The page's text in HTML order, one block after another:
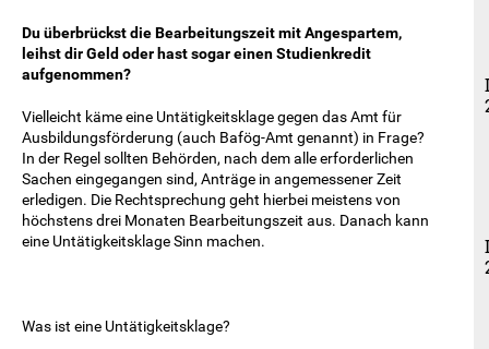
Du überbrückst die Bearbeitungszeit mit Angespartem,
leihst dir Geld oder hast sogar einen Studienkredit
aufgenommen?
Vielleicht käme eine Untätigkeitsklage gegen das Amt für
Ausbildungsförderung (auch Bafög-Amt genannt) in Frage?
In der Regel sollten Behörden, nach dem alle erforderlichen
Sachen eingegangen sind, Anträge in angemessener Zeit
erledigen. Die Rechtsprechung geht hierbei meistens von
höchstens drei Monaten Bearbeitungszeit aus. Danach kann
eine Untätigkeitsklage Sinn machen.
Was ist eine Untätigkeitsklage?